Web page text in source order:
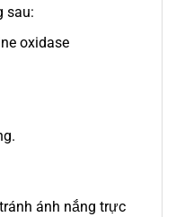
sau:
oxidase
ánh nắng trực